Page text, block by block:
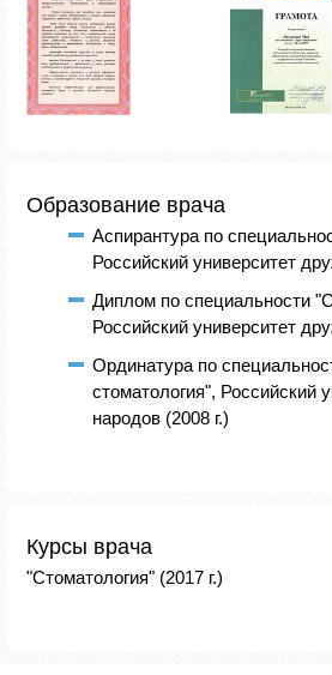
Образование врача
Аспирантура по
Российский университет
Диплом по специальности
Российский университет
Ординатура по
стоматология", Российский
народов (2008 г.)
Курсы врача
"Стоматология" (2017 г.)